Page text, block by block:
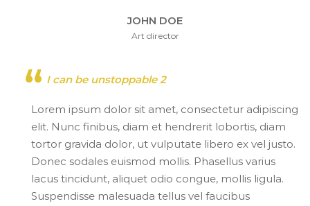
JOHN DOE
Art director
I can be unstoppable 2
Lorem ipsum dolor sit amet, consectetur adipiscing
elit. Nunc finibus, diam et hendrerit lobortis, diam
tortor gravida dolor, ut vulputate libero ex vel justo.
Donec sodales euismod mollis. Phasellus varius
lacus tincidunt, aliquet odio congue, mollis ligula.
Suspendisse malesuada tellus vel faucibus